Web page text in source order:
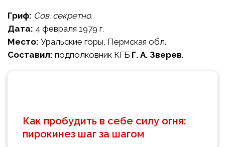
Гриф: Сов. секретно.
Дата: 4 февраля 1979 г.
Место: Уральские горы, Пермская обл.
Составил: подполковник КГБ Г. А. Зверев.
Как пробудить в себе силу огня:
пирокинез шаг за шагом